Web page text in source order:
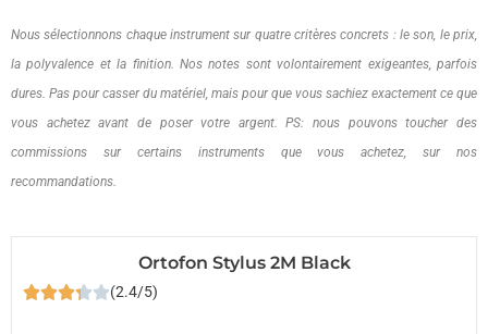
Nous sélectionnons chaque instrument sur quatre critères concrets : le son, le prix,
la polyvalence et la finition. Nos notes sont volontairement exigeantes, parfois
dures. Pas pour casser du matériel, mais pour que vous sachiez exactement ce que
vous achetez avant de poser votre argent. PS: nous pouvons toucher des
commissions sur certains instruments que vous achetez, sur nos
recommandations.
Ortofon Stylus 2M Black
(2.4/5)